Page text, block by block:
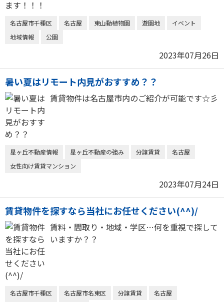
名古屋市千種区 名古屋 東山動植物園 遊園地
イベント
地域情報
公園
2023年07月26日
暑い夏はリモート内見がおすすめ？？
賃貸物件は名古屋市内のご紹介が可能です☆彡
星ヶ丘不動産情報 星ヶ丘不動産の強み 分譲賃貸
名古屋
女性向け賃貸マンション
2023年07月24日
賃貸物件を探すなら当社にお任せください(^^)/
賃料・間取り・地域・学区…何を重視で探して
いますか？？
名古屋市千種区 名古屋市名東区 分譲賃貸
名古屋